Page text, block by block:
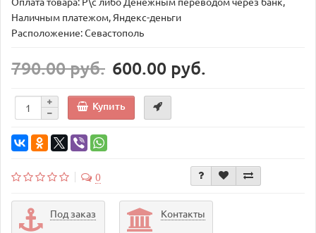
Наличным платежом, Яндекс-деньги
Расположение: Севастополь
790.00 руб. 600.00 руб.
Купить
0
Под заказ Контакты